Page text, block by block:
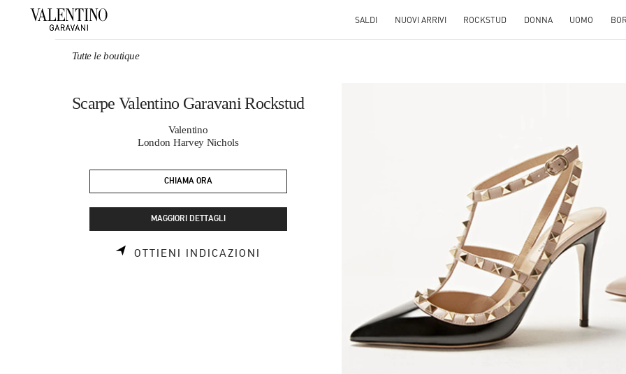
SALDI NUOVI ARRIVI ROCKSTUD DONNA UOMO
Tutte le boutique
Scarpe Valentino Garavani Rockstud
Valentino
London Harvey Nichols
CHIAMA ORA
MAGGIORI DETTAGLI
OTTIENI INDICAZIONI